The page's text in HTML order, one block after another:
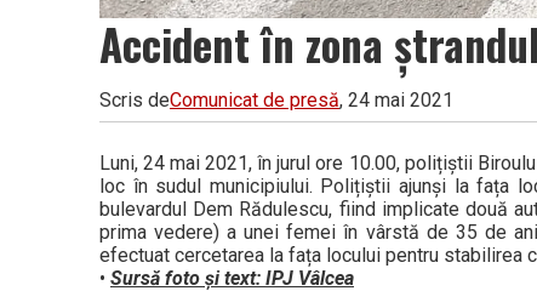
Accident în zona
Scris deComunicat de presă, 24 mai 2021
Luni, 24 mai 2021, în jurul ore 10.00, polițiștii
loc în sudul municipiului. Polițiștii ajunși la fața
bulevardul Dem Rădulescu, fiind implicate două
prima vedere) a unei femei în vârstă de 35 de
efectuat cercetarea la fața locului pentru stabilirea
• Sursă foto și text: IPJ Vâlcea